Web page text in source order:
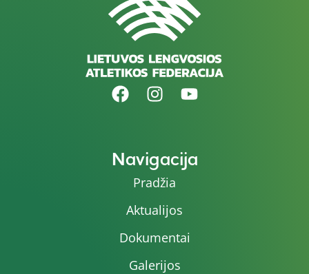
Navigacija
Pradžia
Aktualijos
Dokumentai
Galerijos